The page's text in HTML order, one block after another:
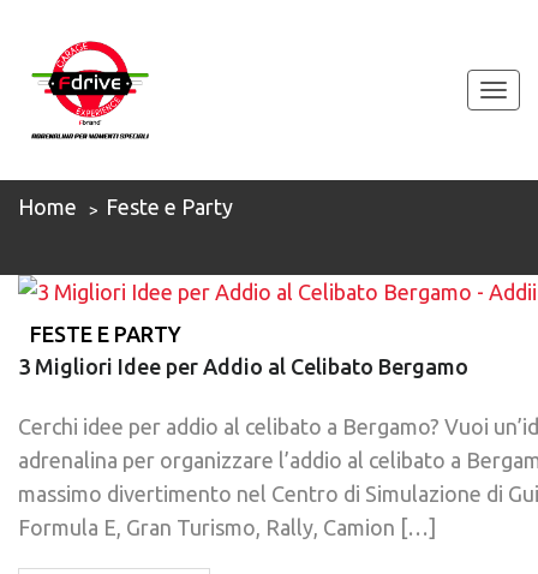
Home Feste e Party
FESTE E PARTY
3 Migliori Idee per Addio al Celibato Bergamo
Cerchi idee per addio al celibato a Bergamo? Vuoi
adrenalina per organizzare l’addio al celibato a
massimo divertimento nel Centro di Simulazione di
Formula E, Gran Turismo, Rally, Camion […]